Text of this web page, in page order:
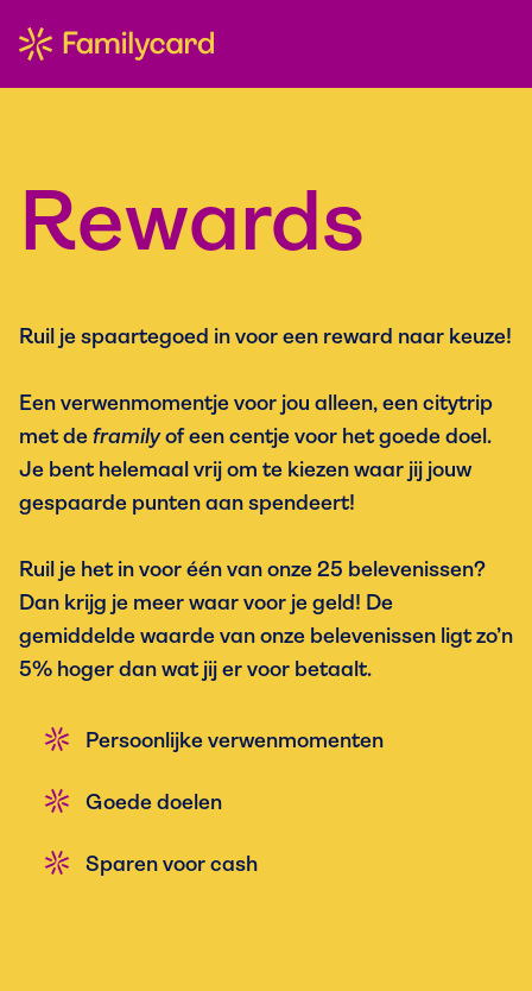
Rewards
Ruil je spaartegoed in voor een reward naar keuze!
Een verwenmomentje voor jou alleen, een citytrip
met de framilyof een centje voor het goede doel.
Je bent helemaal vrij om te kiezen waar jij jouw
gespaarde punten aan spendeert!
Ruil je het in voor één van onze 25 belevenissen?
Dan krijg je meer waar voor je geld! De
gemiddelde waarde van onze belevenissen ligt zo’n
5% hoger dan wat jij er voor betaalt.
Persoonlijke verwenmomenten
Goede doelen
Sparen voor cash